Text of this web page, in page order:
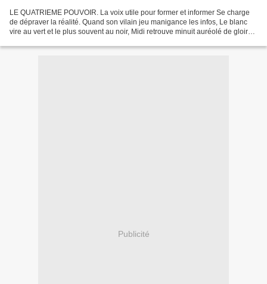
LE QUATRIEME POUVOIR. La voix utile pour former et informer Se charge
de dépraver la réalité. Quand son vilain jeu manigance les infos, Le blanc
vire au vert et le plus souvent au noir, Midi retrouve minuit auréolé de gloire,
Publicité